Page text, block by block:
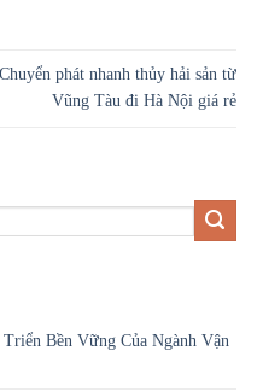
Chuyển phát nhanh thủy hải sản từ
Vũng Tàu đi Hà Nội giá rẻ
Bền Vững Của Ngành Vận